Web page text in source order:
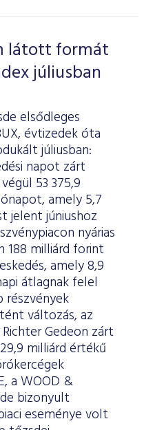
látott formát
júliusban
elsődleges
évtizedek óta
júliusban:
napot zárt
53 375,9
amely 5,7
jelent júniushoz
nyárias
188 milliárd forint
amely 8,9
átlagnak felel
részvények
változás, az
Gedeon zárt
milliárd értékű
a WOOD &
bizonyult
eseménye volt